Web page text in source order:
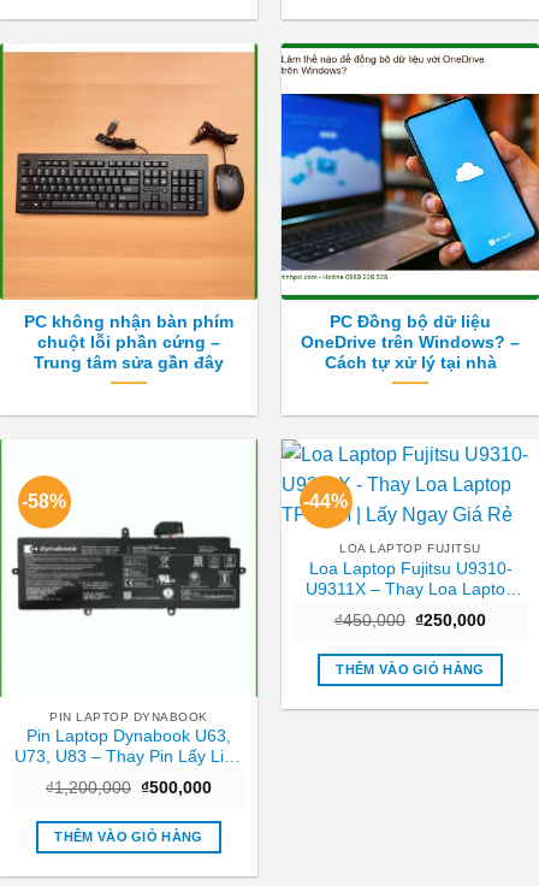
PC không nhận bàn phím
chuột lỗi phần cứng –
Trung tâm sửa gần đây
PC Đồng bộ dữ liệu
OneDrive trên Windows? –
Cách tự xử lý tại nhà
-58%
PIN LAPTOP DYNABOOK
Pin Laptop Dynabook U63,
U73, U83 – Thay Pin Lấy Liền
₫1,200,000 Giá
là:
₫1,200,000.
₫500,000Giá
tại
₫500,000.
THÊM VÀO GIỎ HÀNG
-44%
LOA LAPTOP FUJITSU
Loa Laptop Fujitsu U9310-
U9311X – Thay Loa Laptop
₫450,000 Giá
là:
₫450,000.
₫250,000Giá
tại
THÊM VÀO GIỎ HÀNG